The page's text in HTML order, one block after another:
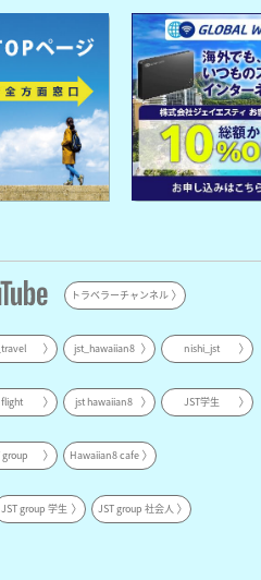
トラベラーチャンネル
jst_hawaiian8 nishi_jst
jst hawaiian8 JST学生
group Hawaiian8 cafe
JST group 学生 JST group 社会人